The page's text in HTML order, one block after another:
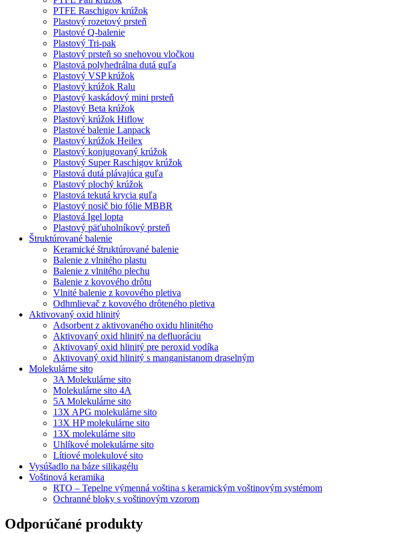
PTFE Raschigov krúžok
Plastový rozetový prsteň
Plastové Q-balenie
Plastový Tri-pak
Plastový prsteň so snehovou vločkou
Plastová polyhedrálna dutá guľa
Plastový VSP krúžok
Plastový krúžok Ralu
Plastový kaskádový mini prsteň
Plastový Beta krúžok
Plastový krúžok Hiflow
Plastové balenie Lanpack
Plastový krúžok Heilex
Plastový konjugovaný krúžok
Plastový Super Raschigov krúžok
Plastová dutá plávajúca guľa
Plastový plochý krúžok
Plastová tekutá krycia guľa
Plastový nosič bio fólie MBBR
Plastová Igel lopta
Plastový päťuholníkový prsteň
Štruktúrované balenie
Keramické štruktúrované balenie
Balenie z vlnitého plastu
Balenie z vlnitého plechu
Balenie z kovového drôtu
Vlnité balenie z kovového pletiva
Odhmlievač z kovového drôteného pletiva
Aktivovaný oxid hlinitý
Adsorbent z aktivovaného oxidu hlinitého
Aktivovaný oxid hlinitý na defluoráciu
Aktivovaný oxid hlinitý pre peroxid vodíka
Aktivovaný oxid hlinitý s manganistanom draselným
Molekulárne sito
3A Molekulárne sito
Molekulárne sito 4A
5A Molekulárne sito
13X APG molekulárne sito
13X HP molekulárne sito
13X molekulárne sito
Uhlíkové molekulárne sito
Lítiové molekulové sito
Vysúšadlo na báze silikagélu
Voštinová keramika
RTO – Tepelne výmenná voština s keramickým voštinovým systémom
Ochranné bloky s voštinovým vzorom
Odporúčané produkty